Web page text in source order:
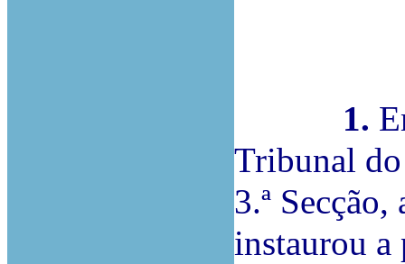
1.
Tribunal
3.ª
instaurou a